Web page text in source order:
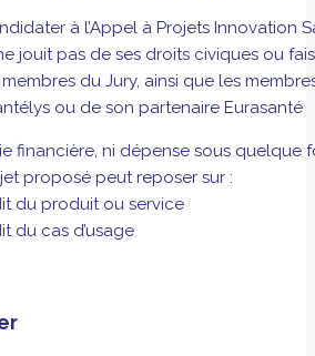
à l’Appel à Projets Innovation
jouit pas de ses droits civiques ou
du Jury, ainsi que les
ou de son partenaire Eurasanté
financière, ni dépense sous
proposé peut reposer sur :
du produit ou service
du cas d’usage